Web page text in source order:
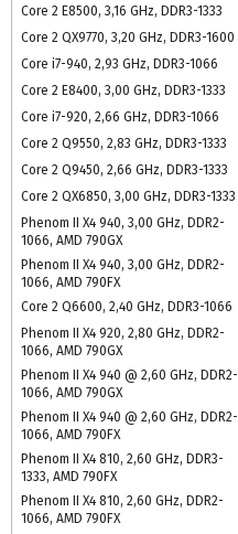
Core 2 E8500, 3,16 GHz, DDR3-1333
Core 2 QX9770, 3,20 GHz, DDR3-1600
Core i7-940, 2,93 GHz, DDR3-1066
Core 2 E8400, 3,00 GHz, DDR3-1333
Core i7-920, 2,66 GHz, DDR3-1066
Core 2 Q9550, 2,83 GHz, DDR3-1333
Core 2 Q9450, 2,66 GHz, DDR3-1333
Core 2 QX6850, 3,00 GHz, DDR3-1333
Phenom II X4 940, 3,00 GHz, DDR2-
1066, AMD 790GX
Phenom II X4 940, 3,00 GHz, DDR2-
1066, AMD 790FX
Core 2 Q6600, 2,40 GHz, DDR3-1066
Phenom II X4 920, 2,80 GHz, DDR2-
1066, AMD 790GX
Phenom II X4 940 @ 2,60 GHz, DDR2-
1066, AMD 790GX
Phenom II X4 940 @ 2,60 GHz, DDR2-
1066, AMD 790FX
Phenom II X4 810, 2,60 GHz, DDR3-
1333, AMD 790FX
Phenom II X4 810, 2,60 GHz, DDR2-
1066, AMD 790FX